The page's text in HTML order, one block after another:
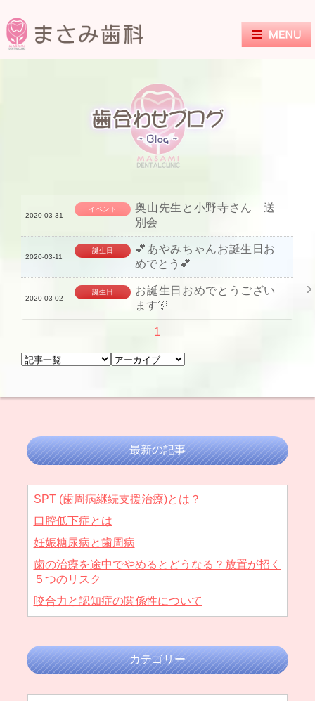
2020-03-31
イベント
奥山先生と小野寺さん 送
別会
2020-03-11
誕生日
💕あやみちゃんお誕生日お
めでとう💕
2020-03-02
誕生日
お誕生日おめでとうござい
ます🎊
1
最新の記事
SPT (歯周病継続支援治療)とは？
口腔低下症とは
妊娠糖尿病と歯周病
歯の治療を途中でやめるとどうなる？放置が招く
５つのリスク
咬合力と認知症の関係性について
カテゴリー